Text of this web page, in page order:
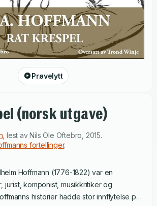
Prøvelytt
(norsk utgave)
,lest avNils Ole Oftebro 2015.
fortellinger.
Hoffmann (1776-1822) var en
jurist, komponist, musikkritiker og
historier hadde stor innflytelse på